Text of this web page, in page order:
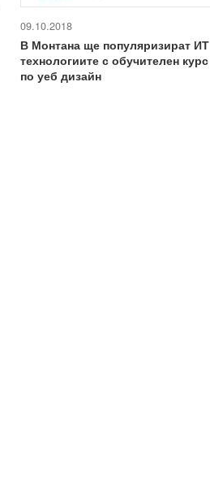
09.10.2018
В Монтана ще популяризират ИТ
технологиите с обучителен курс
по уеб дизайн